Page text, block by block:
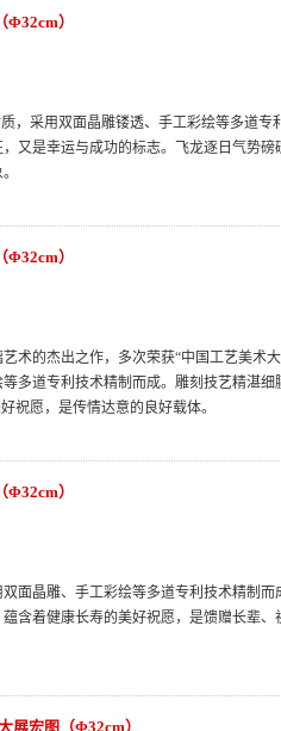
Φ32cm）
，采用双面晶雕镂透、手工彩绘等多道专
又是幸运与成功的标志。飞龙逐日气势
Φ32cm）
术的杰出之作，多次荣获“中国工艺美术
多道专利技术精制而成。雕刻技艺精湛细
祝愿，是传情达意的良好载体。
Φ32cm）
面晶雕、手工彩绘等多道专利技术精制而
含着健康长寿的美好祝愿，是馈赠长辈、
展宏图（Φ32cm）